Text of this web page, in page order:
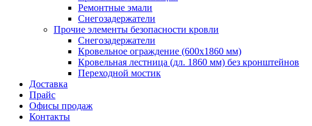
Ремонтные эмали
Снегозадержатели
Прочие элементы безопасности кровли
Снегозадержатели
Кровельное ограждение (600х1860 мм)
Кровельная лестница (дл. 1860 мм) без кронштейнов
Переходной мостик
Доставка
Прайс
Офисы продаж
Контакты